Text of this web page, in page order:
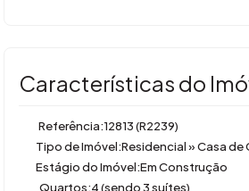
Características do
Referência:12813(R2239)
Tipo de Imóvel:Residencial»Casa de
Estágio do Imóvel:Em Construção
Quartos:4 (sendo 3 suítes)